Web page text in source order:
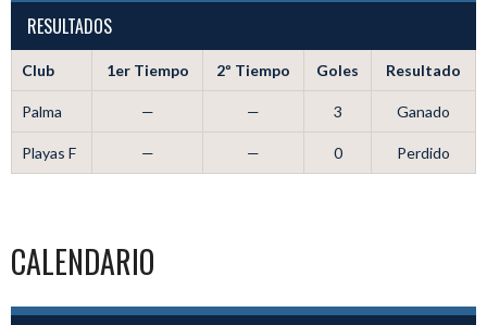
RESULTADOS
Club 1er Tiempo 2º Tiempo Goles Resultado
Palma — — 3 Ganado
Playas F — — 0 Perdido
CALENDARIO